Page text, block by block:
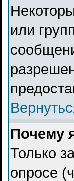
или
Почему
Только
опросе